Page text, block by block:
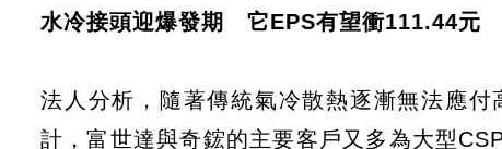
水冷接頭迎爆發期 它EPS有望衝111.44元
法人分析，隨著傳統氣冷散熱逐漸無法應
計，富世達與奇鋐的主要客戶又多為大型